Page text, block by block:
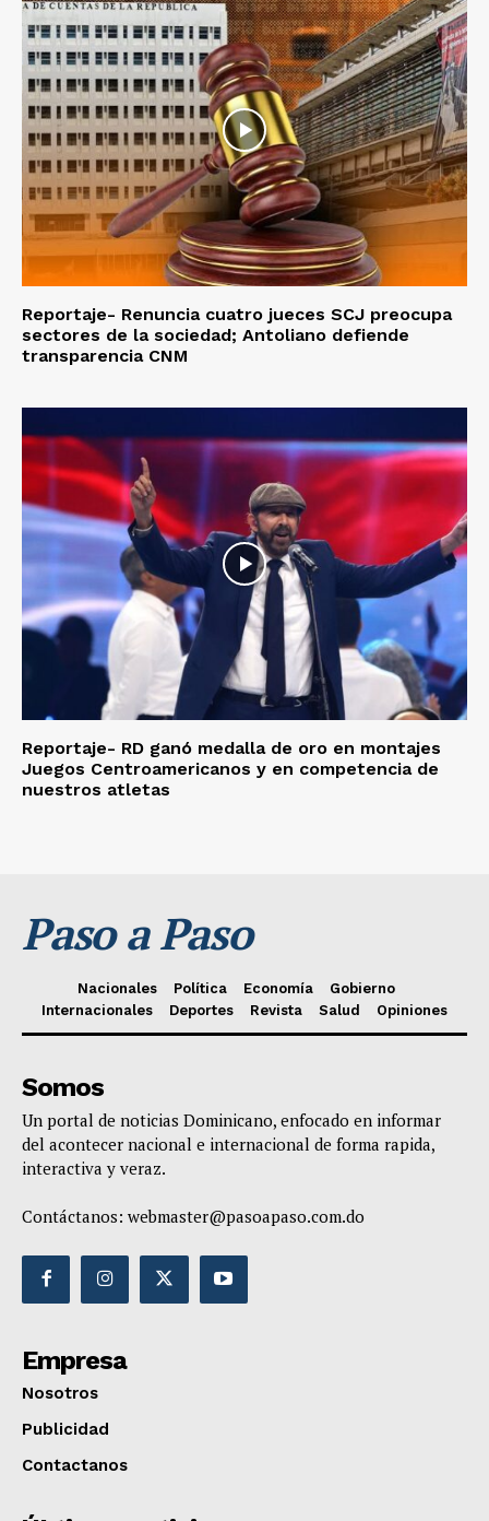
Reportaje- Renuncia cuatro jueces SCJ preocupa
sectores de la sociedad; Antoliano defiende
transparencia CNM
Reportaje- RD ganó medalla de oro en montajes
Juegos Centroamericanos y en competencia de
nuestros atletas
Paso a Paso
Nacionales Política Economía
Gobierno
Internacionales
Deportes Revista Salud Opiniones
Somos
Un portal de noticias Dominicano, enfocado en informar
del acontecer nacional e internacional de forma rapida,
interactiva y veraz.
Contáctanos: webmaster@pasoapaso.com.do
Empresa
Nosotros
Publicidad
Contactanos